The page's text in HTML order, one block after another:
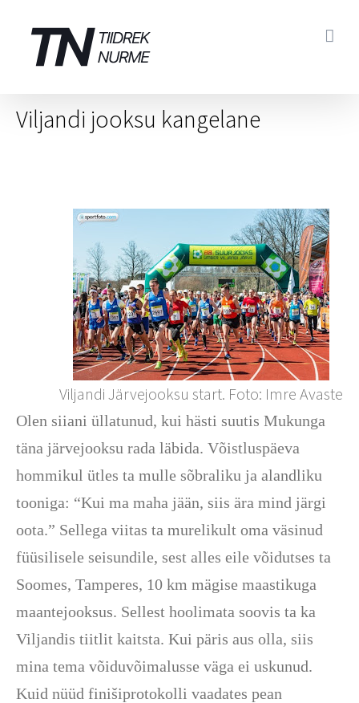
content
Viljandi jooksu kangelane
Viljandi Järvejooksu start. Foto: Imre Avaste
Olen siiani üllatunud, kui hästi suutis Mukunga
täna järvejooksu rada läbida. Võistluspäeva
hommikul ütles ta mulle sõbraliku ja alandliku
tooniga: “Kui ma maha jään, siis ära mind järgi
oota.” Sellega viitas ta murelikult oma väsinud
füüsilisele seisundile, sest alles eile võidutses ta
Soomes, Tamperes, 10 km mägise maastikuga
maantejooksus. Sellest hoolimata soovis ta ka
Viljandis tiitlit kaitsta. Kui päris aus olla, siis
mina tema võiduvõimalusse väga ei uskunud.
Kuid nüüd finišiprotokolli vaadates pean